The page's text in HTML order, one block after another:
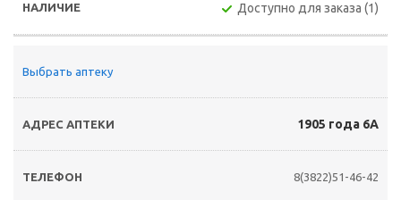
Доступно для заказа (1)
Выбрать аптеку
1905 года 6А
8(3822)51-46-42